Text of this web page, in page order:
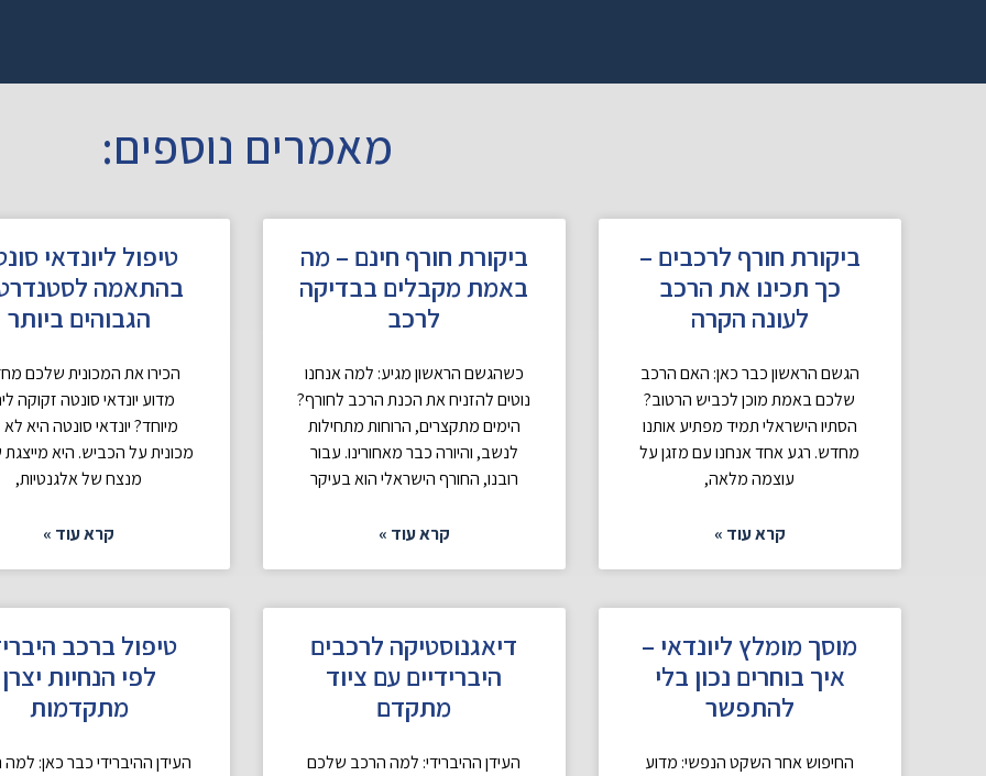
מאמרים נוספים:
ביקורת חורף לרכבים –
כך תכינו את הרכב
לעונה הקרה
הגשם הראשון כבר כאן: האם הרכב
שלכם באמת מוכן לכביש הרטוב?
הסתיו הישראלי תמיד מפתיע אותנו
מחדש. רגע אחד אנחנו עם מזגן על
עוצמה מלאה,
קרא עוד »
ביקורת חורף חינם – מה
באמת מקבלים בבדיקה
לרכב
כשהגשם הראשון מגיע: למה אנחנו
נוטים להזניח את הכנת הרכב לחורף?
הימים מתקצרים, הרוחות מתחילות
לנשב, והיורה כבר מאחורינו. עבור
רובנו, החורף הישראלי הוא בעיקר
קרא עוד »
טיפול ליונדאי
בהתאמה
הגבוהים ביותר
הכירו את המכונית שלכם
מדוע יונדאי סונטה זקוקה
מיוחד? יונדאי סונטה היא לא
מכונית על הכביש. היא מייצגת
מנצח של אלגנטיות,
קרא עוד »
מוסך מומלץ ליונדאי –
איך בוחרים נכון בלי
להתפשר
החיפוש אחר השקט הנפשי: מדוע
דיאגנוסטיקה לרכבים
היברידיים עם ציוד
מתקדם
העידן ההיברידי: למה הרכב שלכם
טיפול ברכב
לפי הנחיות יצרן
מתקדמות
העידן ההיברידי כבר כאן: